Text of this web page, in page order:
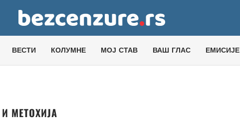
ВЕСТИ КОЛУМНЕ МОЈ СТАВ ВАШ ГЛАС ЕМИСИЈЕ
МЕТОХИЈА